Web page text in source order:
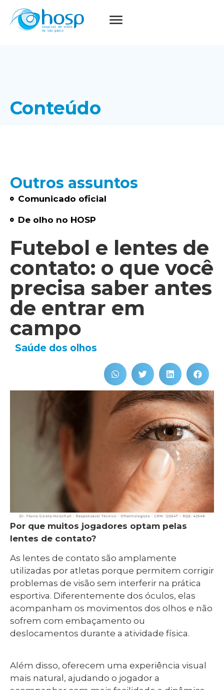
Conteúdo
Outros assuntos
Comunicado oficial
De olho no HOSP
Futebol e lentes de
contato: o que você
precisa saber antes
de entrar em
campo
Saúde dos olhos
Por que muitos jogadores optam pelas
lentes de contato?
As lentes de contato são amplamente
utilizadas por atletas porque permitem corrigir
problemas de visão sem interferir na prática
esportiva. Diferentemente dos óculos, elas
acompanham os movimentos dos olhos e não
sofrem com embaçamento ou
deslocamentos durante a atividade física.
Além disso, oferecem uma experiência visual
mais natural, ajudando o jogador a